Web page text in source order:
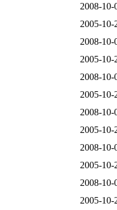
2008-10-
2005-10-
2008-10-
2005-10-
2008-10-
2005-10-
2008-10-
2005-10-
2008-10-
2005-10-
2008-10-
2005-10-